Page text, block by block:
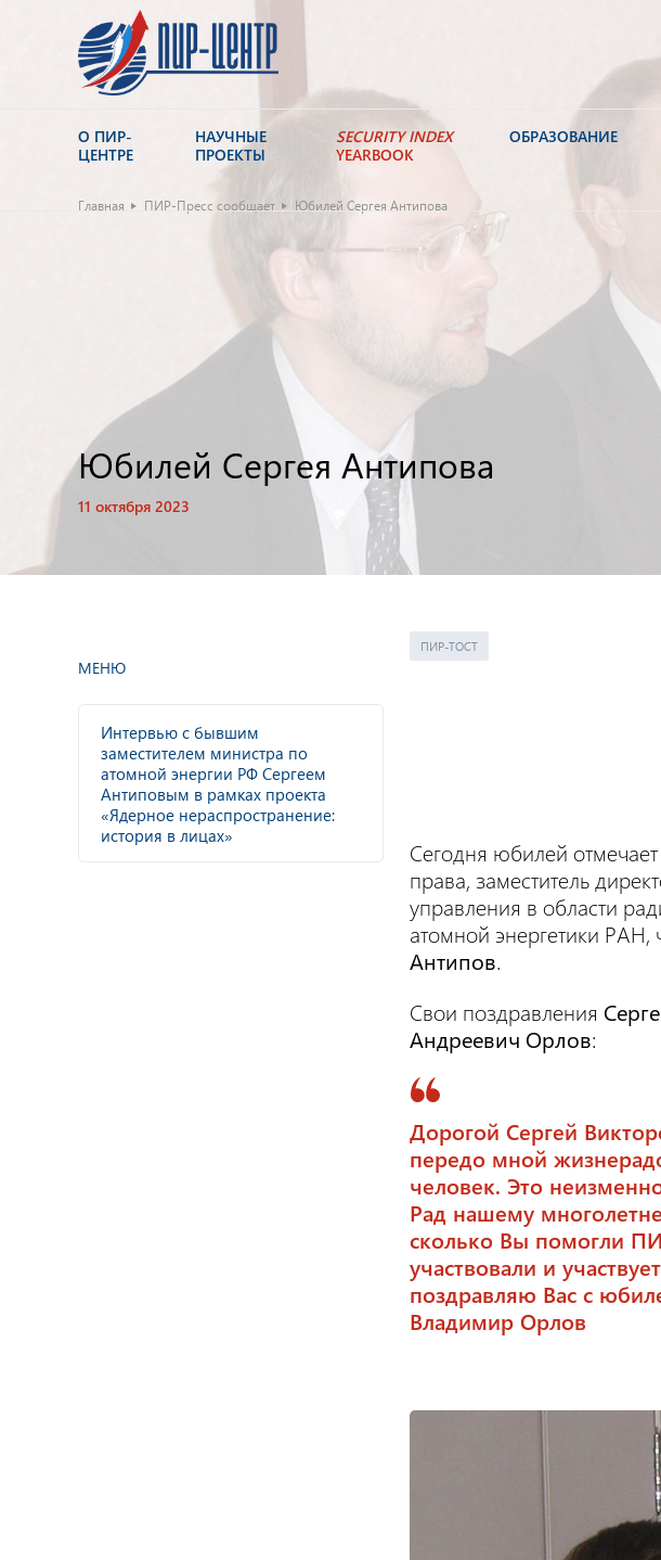
О ПИР-
ЦЕНТРЕ
НАУЧНЫЕ
ПРОЕКТЫ
SECURITY INDEX
YEARBOOK
ОБРАЗОВАНИЕ
Главная ПИР-Пресс сообщает Юбилей Сергея Антипова
Юбилей Сергея Антипова
11 октября 2023
МЕНЮ
Интервью с бывшим
заместителем министра по
атомной энергии РФ Сергеем
Антиповым в рамках проекта
«Ядерное нераспространение:
история в лицах»
ПИР-ТОСТ
Сегодня юбилей
права, заместитель
управления в области
атомной энергетики РАН,
Антипов.
Свои поздравления
Андреевич Орлов:
Дорогой Сергей
передо мной
человек. Это
Рад нашему
сколько Вы помогли
участвовали и
поздравляю Вас с
Владимир Орлов